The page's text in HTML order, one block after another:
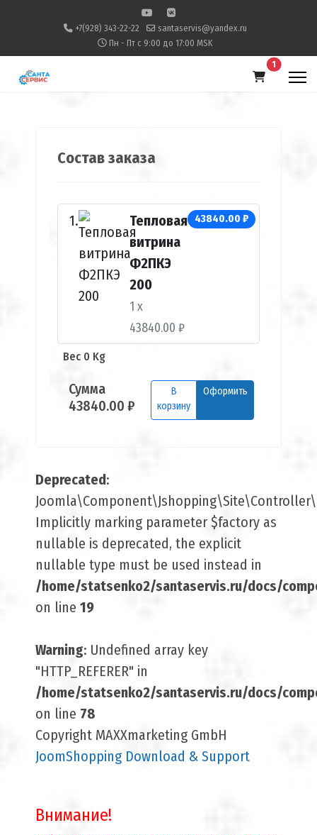
+7(928) 343-22-22
santaservis@yandex.ru
Пн - Пт с 9:00 до 17:00 MSK
1В корзину
Состав заказа
Тепловая
витрина
Ф2ПКЭ
200
1 x
43840.00 ₽
43840.00 ₽
Вес 0 Kg
Сумма
43840.00 ₽
В
корзину
Оформить
Deprecated:
Implicitly marking parameter $factory as
nullable is deprecated, the explicit
nullable type must be used instead in
/home/statsenko2/santaservis.ru/docs/
on line 19
Warning: Undefined array key
"HTTP_REFERER" in
/home/statsenko2/santaservis.ru/docs/
on line 78
Copyright MAXXmarketing GmbH
JoomShopping Download & Support
Внимание!